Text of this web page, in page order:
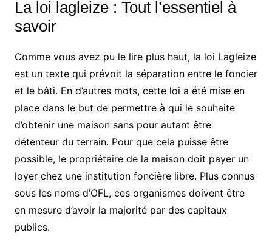
La loi lagleize : Tout l’essentiel à
savoir
Comme vous avez pu le lire plus haut, la loi Lagleize
est un texte qui prévoit la séparation entre le foncier
et le bâti. En d’autres mots, cette loi a été mise en
place dans le but de permettre à qui le souhaite
d’obtenir une maison sans pour autant être
détenteur du terrain. Pour que cela puisse être
possible, le propriétaire de la maison doit payer un
loyer chez une institution foncière libre. Plus connus
sous les noms d’OFL, ces organismes doivent être
en mesure d’avoir la majorité par des capitaux
publics.